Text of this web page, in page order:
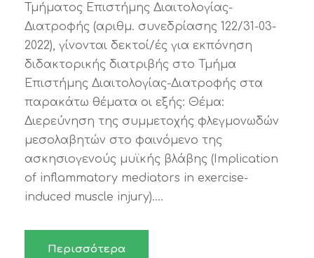
Τμήματος Επιστήμης Διαιτολογίας-
Διατροφής (αριθμ. συνεδρίασης 122/31-03-
2022), γίνονται δεκτοί/ές για εκπόνηση
διδακτορικής διατριβής στο Τμήμα
Επιστήμης Διαιτολογίας-Διατροφής στα
παρακάτω θέματα οι εξής: Θέμα:
Διερεύνηση της συμμετοχής φλεγμονωδών
μεσολαβητών στο φαινόμενο της
ασκησιογενούς μυϊκής βλάβης (Implication
of inflammatory mediators in exercise-
induced muscle injury)....
Περισσότερα